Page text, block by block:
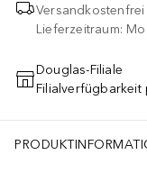
Lieferzeitraum:
Douglas-Filiale
Filialverfügbarkeit